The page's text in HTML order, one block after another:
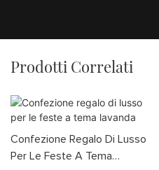
Prodotti Correlati
Confezione Regalo Di Lusso
Per Le Feste A Tema